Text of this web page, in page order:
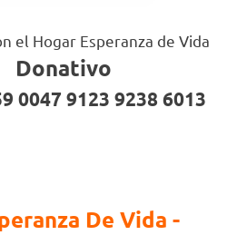
el Hogar Esperanza de Vida
Donativo
0047 9123 9238 6013
De Vida -